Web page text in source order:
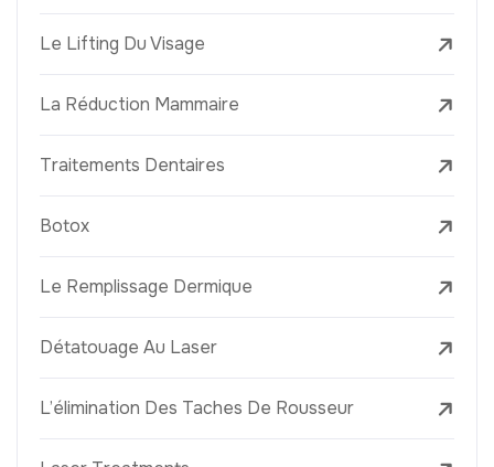
Le Lifting Du Visage
La Réduction Mammaire
Traitements Dentaires
Botox
Le Remplissage Dermique
Détatouage Au Laser
L’élimination Des Taches De Rousseur